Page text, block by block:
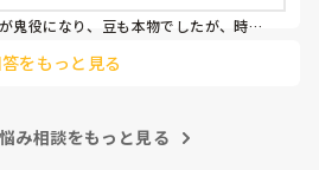
鬼役になり、豆も本物でしたが、時代
をもっと見る
み相談をもっと見る